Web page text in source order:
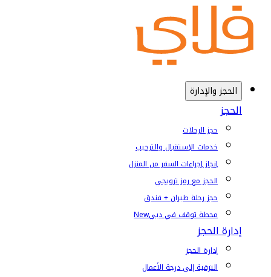
الحجز والإدارة
الحجز
حجز الرحلات
خدمات الإستقبال والترحيب
إنجاز إجراءات السفر من المنزل
الحجز مع رمز ترويجي
حجز رحلة طيران + فندق
محطة توقف في دبيNew
إدارة الحجز
إدارة الحجز
الترقية إلى درجة الأعمال